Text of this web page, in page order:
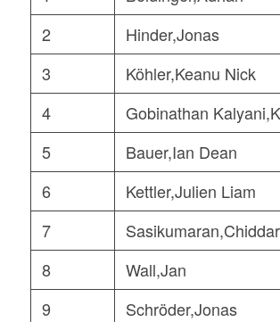
2
Hinder,Jonas
3
Köhler,Keanu Nick
4
Gobinathan
5
Bauer,Ian Dean
6
Kettler,Julien Liam
7
8
Wall,Jan
9
Schröder,Jonas